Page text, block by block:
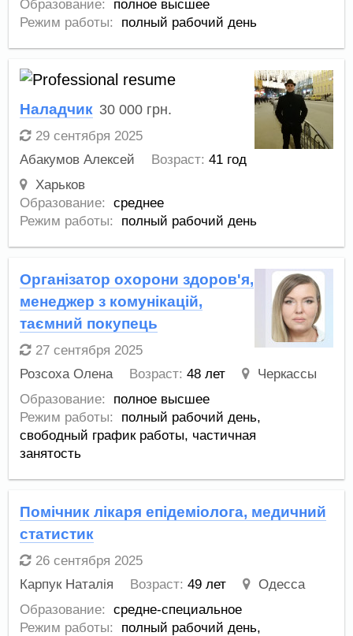
Образование:
полное высшее
Режим работы:
полный рабочий день
Наладчик 30 000 грн.
29 сентября 2025
Абакумов Алексей
Возраст: 41 год
Харьков
Образование:
среднее
Режим работы:
полный рабочий день
Організатор охорони здоров'я,
менеджер з комунікацій,
таємний покупець
27 сентября 2025
Розсоха Олена
Возраст: 48 лет
Черкассы
Образование:
полное высшее
Режим работы:
полный рабочий день,
свободный график работы, частичная
занятость
Помічник лікаря епідеміолога, медичний
статистик
26 сентября 2025
Карпук Наталія
Возраст: 49 лет
Одесса
Образование:
средне-специальное
Режим работы:
полный рабочий день,